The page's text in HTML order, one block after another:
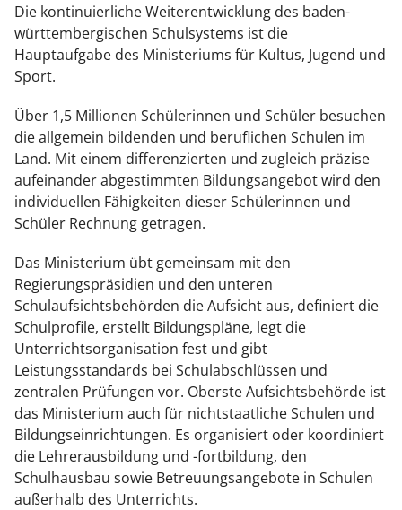
Die kontinuierliche Weiterentwicklung des baden-
württembergischen Schulsystems ist die
Hauptaufgabe des Ministeriums für Kultus, Jugend und
Sport.
Über 1,5 Millionen Schülerinnen und Schüler besuchen
die allgemein bildenden und beruflichen Schulen im
Land. Mit einem differenzierten und zugleich präzise
aufeinander abgestimmten Bildungsangebot wird den
individuellen Fähigkeiten dieser Schülerinnen und
Schüler Rechnung getragen.
Das Ministerium übt gemeinsam mit den
Regierungspräsidien und den unteren
Schulaufsichtsbehörden die Aufsicht aus, definiert die
Schulprofile, erstellt Bildungspläne, legt die
Unterrichtsorganisation fest und gibt
Leistungsstandards bei Schulabschlüssen und
zentralen Prüfungen vor. Oberste Aufsichtsbehörde ist
das Ministerium auch für nichtstaatliche Schulen und
Bildungseinrichtungen. Es organisiert oder koordiniert
die Lehrerausbildung und -fortbildung, den
Schulhausbau sowie Betreuungsangebote in Schulen
außerhalb des Unterrichts.